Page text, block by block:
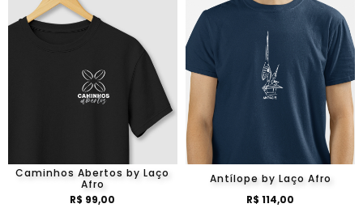
Caminhos Abertos by Laço
Afro
R$ 99,00
Antílope by Laço Afro
R$ 114,00